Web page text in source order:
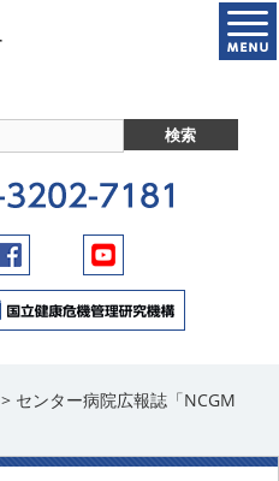
> センター病院広報誌「NCGM